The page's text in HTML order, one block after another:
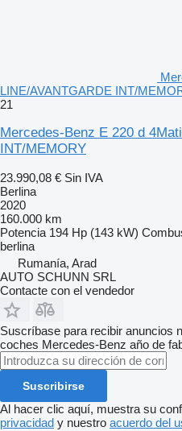
LINE/AVANTGARDE INT/
21
Mercedes-Benz E 220 d
INT/MEMORY
23.990,08 € Sin IVA
Berlina
2020
160.000 km
Potencia 194 Hp (143 kW)
berlina
Rumanía, Arad
AUTO SCHUNN SRL
Contacte con el vendedor
Suscríbase para recibir anuncios
coches Mercedes-Benz año de
Suscribirse
Al hacer clic aquí, muestra su
privacidad y nuestro acuerdo del